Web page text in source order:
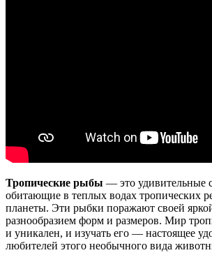
Тропические рыбы — это удивительные
обитающие в теплых водах тропических
планеты. Эти рыбки поражают своей
разнообразием форм и размеров. Мир
и уникален, и изучать его — настоящее
любителей этого необычного вида